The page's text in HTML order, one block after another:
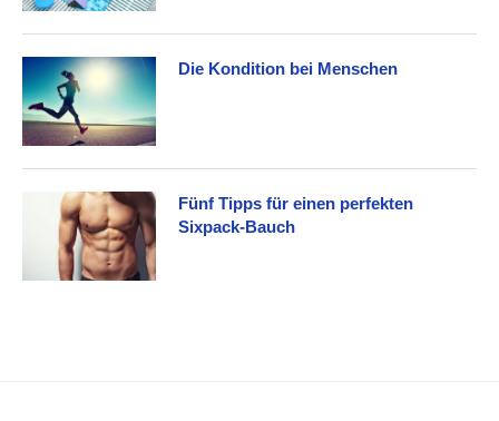
Die Kondition bei Menschen
Fünf Tipps für einen perfekten
Sixpack-Bauch